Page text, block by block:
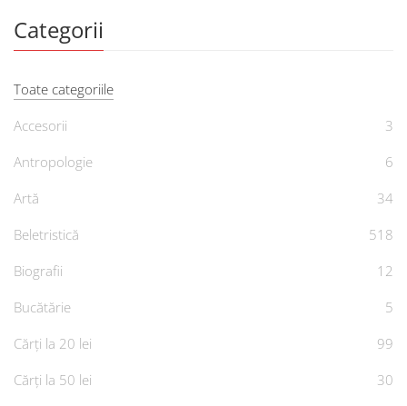
Categorii
Toate categoriile
Accesorii
3
Antropologie
6
Artă
34
Beletristică
518
Biografii
12
Bucătărie
5
Cărți la 20 lei
99
Cărți la 50 lei
30